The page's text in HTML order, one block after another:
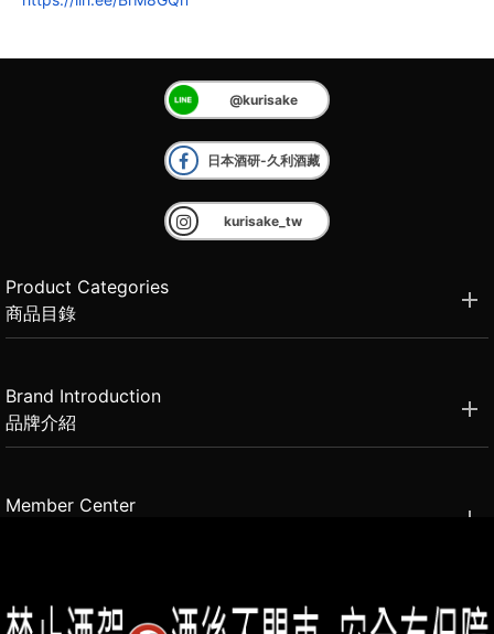
@kurisake
日本酒研-久利酒藏
kurisake_tw
Product Categories
商品目錄
Brand Introduction
品牌介紹
Member Center
2021思橙國際有限公司 版權所有 禁止轉貼節錄 All rights reserved.